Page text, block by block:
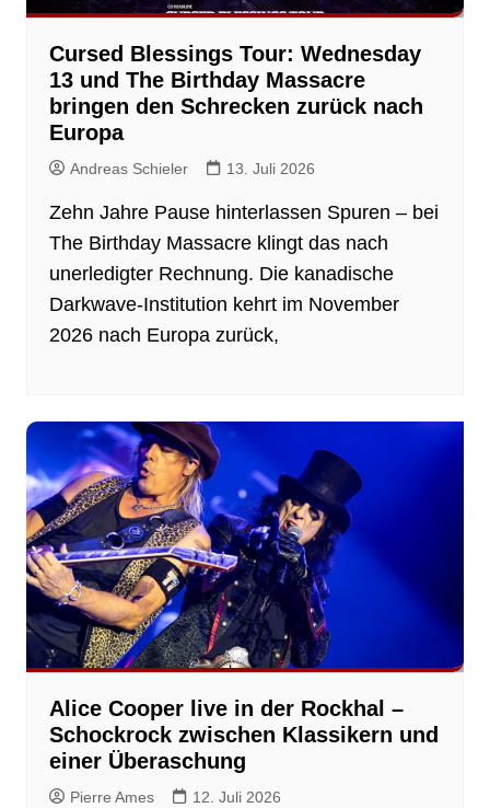
Cursed Blessings Tour: Wednesday
13 und The Birthday Massacre
bringen den Schrecken zurück nach
Europa
Andreas Schieler 13. Juli 2026
Zehn Jahre Pause hinterlassen Spuren – bei
The Birthday Massacre klingt das nach
unerledigter Rechnung. Die kanadische
Darkwave-Institution kehrt im November
2026 nach Europa zurück,
Alice Cooper live in der Rockhal –
Schockrock zwischen Klassikern und
einer Überaschung
Pierre Ames 12. Juli 2026